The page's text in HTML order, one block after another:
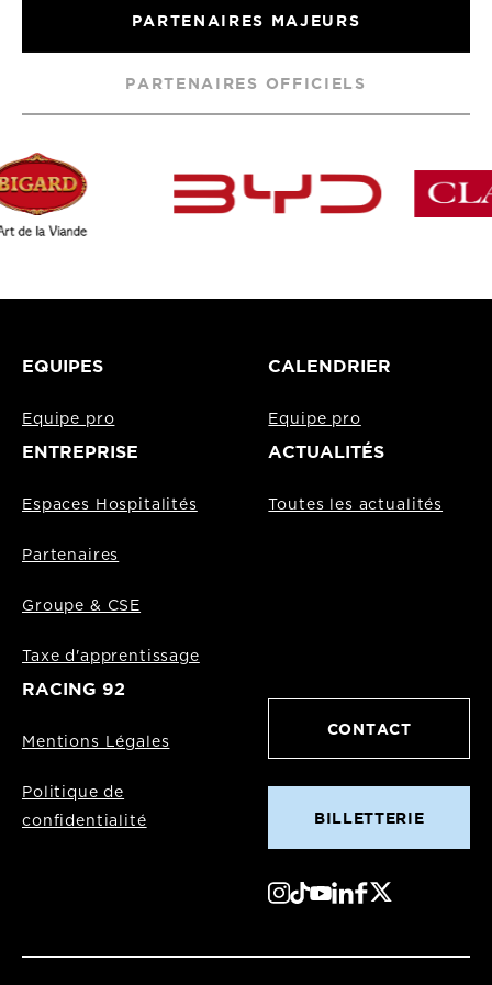
PARTENAIRES MAJEURS
PARTENAIRES OFFICIELS
EQUIPES
Equipe pro
CALENDRIER
Equipe pro
ENTREPRISE
Espaces Hospitalités
Partenaires
Groupe & CSE
Taxe d'apprentissage
ACTUALITÉS
Toutes les actualités
RACING 92
Mentions Légales
Politique de
confidentialité
CONTACT
BILLETTERIE